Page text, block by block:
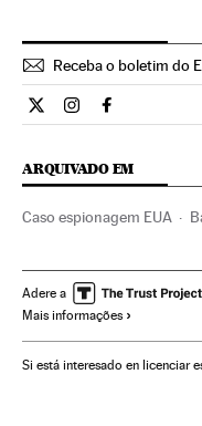
Receba o boletim do
Internacional El País
Internacional El
ARQUIVADO EM
Caso espionagem EUA
Delitos informáticos
Departamento Defesa EUA
Estados Unidos
Adere a
Mais informações
Si está interesado en licenciar